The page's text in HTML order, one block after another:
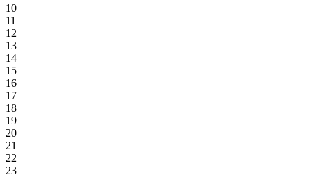
10
11
12
13
14
15
16
17
18
19
20
21
22
23